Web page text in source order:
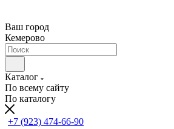
Ваш город
Кемерово
Каталог
По всему сайту
По каталогу
+7 (923) 474-66-90